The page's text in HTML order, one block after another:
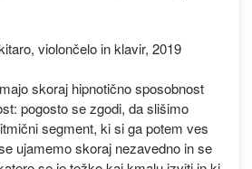
violončelo in klavir, 2019
skoraj hipnotično sposobnost
pogosto se zgodi, da slišimo
segment, ki si ga potem ves
ujamemo skoraj nezavedno in se